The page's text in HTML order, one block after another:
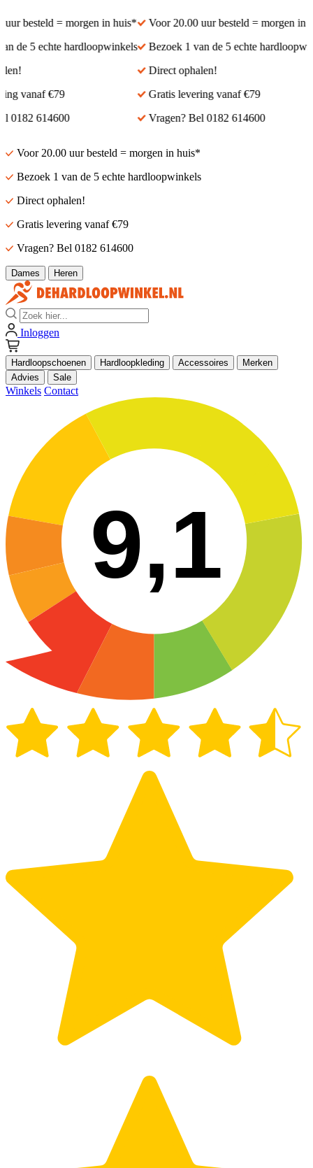
besteld = morgen in huis*
de 5 echte hardloopwinkels
vanaf €79
614600
Voor 20.00 uur besteld = morgen in
Bezoek 1 van de 5 echte
Direct ophalen!
Gratis levering vanaf €79
Vragen? Bel 0182 614600
Voor 20.00 uur besteld = morgen in huis*
Bezoek 1 van de 5 echte hardloopwinkels
Direct ophalen!
Gratis levering vanaf €79
Vragen? Bel 0182 614600
Dames Heren
Zoek
Inloggen
Hardloopschoenen Hardloopkleding Accessoires
Merken
Advies
Sale
Winkels Contact
9,1